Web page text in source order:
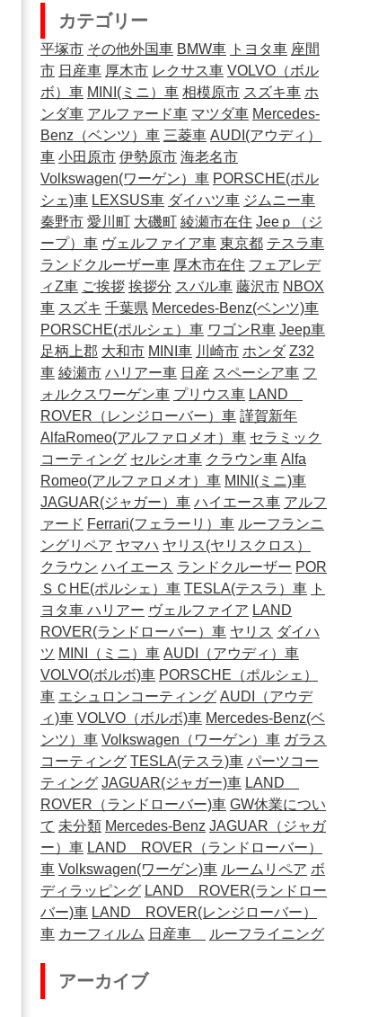
カテゴリー
平塚市 その他外国車 BMW車 トヨタ車 座間
市 日産車 厚木市 レクサス車 VOLVO（ボル
ボ）車 MINI(ミニ）車 相模原市 スズキ車 ホ
ンダ車 アルファード車 マツダ車 Mercedes-
Benz（ベンツ）車 三菱車 AUDI(アウディ）
車 小田原市 伊勢原市 海老名市
Volkswagen(ワーゲン）車 PORSCHE(ポル
シェ)車 LEXSUS車 ダイハツ車 ジムニー車
秦野市 愛川町 大磯町 綾瀬市在住 Jeeｐ（ジ
ープ）車 ヴェルファイア車 東京都 テスラ車
ランドクルーザー車 厚木市在住 フェアレデ
ィZ車 ご挨拶 挨拶分 スバル車 藤沢市 NBOX
車 スズキ 千葉県 Mercedes-Benz(ベンツ)車
PORSCHE(ポルシェ）車 ワゴンR車 Jeep車
足柄上郡 大和市 MINI車 川崎市 ホンダ Z32
車 綾瀬市 ハリアー車 日産 スペーシア車 フ
ォルクスワーゲン車 プリウス車 LAND
ROVER（レンジローバー）車 謹賀新年
AlfaRomeo(アルファロメオ）車 セラミック
コーティング セルシオ車 クラウン車 Alfa
Romeo(アルファロメオ）車 MINI(ミニ)車
JAGUAR(ジャガー）車 ハイエース車 アルフ
ァード Ferrari(フェラーリ）車 ルーフランニ
ングリペア ヤマハ ヤリス(ヤリスクロス）
クラウン ハイエース ランドクルーザー POR
ＳＣHE(ポルシェ）車 TESLA(テスラ）車 ト
ヨタ車 ハリアー ヴェルファイア LAND
ROVER(ランドローバー）車 ヤリス ダイハ
ツ MINI（ミニ）車 AUDI（アウディ）車
VOLVO(ボルボ)車 PORSCHE（ポルシェ）
車 エシュロンコーティング AUDI（アウデ
ィ)車 VOLVO（ボルボ)車 Mercedes-Benz(ベ
ンツ）車 Volkswagen（ワーゲン）車 ガラス
コーティング TESLA(テスラ)車 パーツコー
ティング JAGUAR(ジャガー)車 LAND
ROVER（ランドローバー)車 GW休業につい
て 未分類 Mercedes-Benz JAGUAR（ジャガ
ー）車 LAND ROVER（ランドローバー）
車 Volkswagen(ワーゲン)車 ルームリペア ボ
ディラッピング LAND ROVER(ランドロー
バー)車 LAND ROVER(レンジローバー）
車 カーフィルム 日産車 ルーフライニング
アーカイブ